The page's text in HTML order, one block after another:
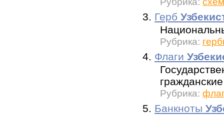
3. Герб
Рубрика:
4. Флаги
Рубрика:
5. Банкноты